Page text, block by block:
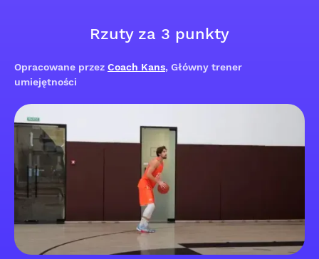
Rzuty za 3 punkty
Opracowane przez Coach Kans, Główny trener
umiejętności